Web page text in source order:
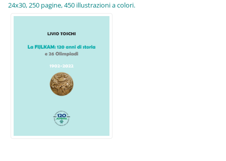
24x30, 250 pagine, 450 illustrazioni a colori.